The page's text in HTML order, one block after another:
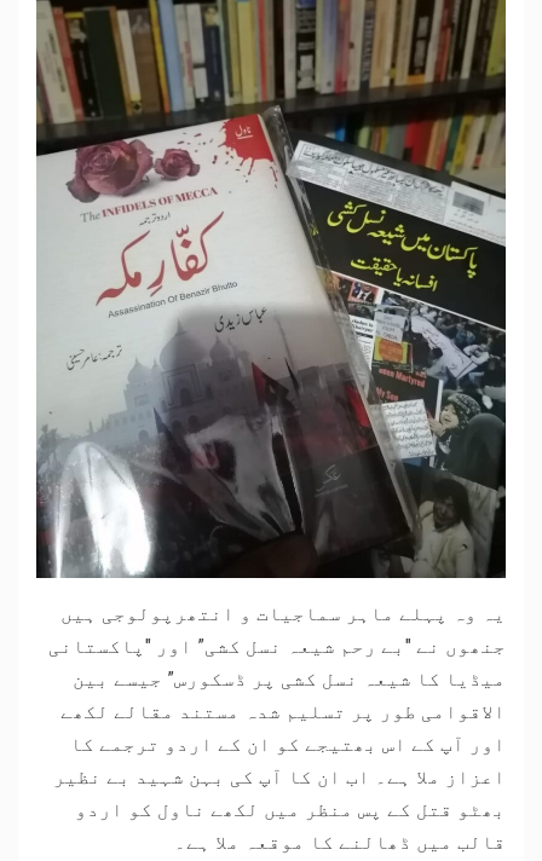
یہ وہ پہلے ماہر سماجیات و انتھرپولوجی ہیں
جنھوں نے "بے رحم شیعہ نسل کشی” اور "پاکستانی
میڈیا کا شیعہ نسل کشی پر ڈسکورس” جیسے بین
الاقوامی طور پر تسلیم شدہ مستند مقالے لکھے
اور آپ کے اس بھتیجے کو ان کے اردو ترجمے کا
اعزاز ملا ہے۔ اب ان کا آپ کی بہن شہید بے نظیر
بھٹو قتل کے پس منظر میں لکھے ناول کو اردو
قالب میں ڈھالنے کا موقعہ ملا ہے۔